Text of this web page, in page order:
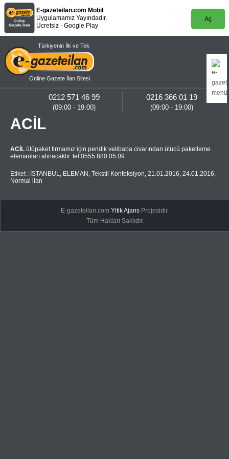
E-gazeteilan.com Mobil
Uygulamamız Yayındadır.
Ücretsiz - Google Play
Aç
Türkiyenin İlk ve Tek
Online Gazete İlan Sitesi
0216 366 01 19
(09:00 - 19:00)
0212 571 46 99
(09:00 - 19:00)
ACİL
ACİL ütüpaket firmamız için pendik velibaba civarından ütücü paketleme
elemanları alınacaktır. tel:0555.880.05.09
Etiket : İSTANBUL, ELEMAN , Tekstil Konfeksiyon, 21.01.2016, 24.01.2016,
Normal ilan
E-gazeteilan.comYitik Ajans Projesidir.
Tüm Hakları Saklıdır.